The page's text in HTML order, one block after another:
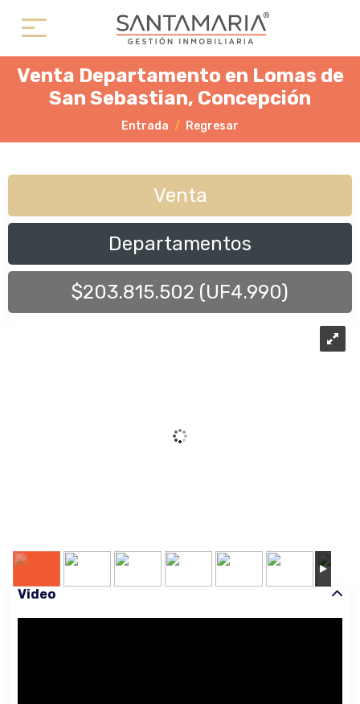
Venta Departamento en Lomas de
San Sebastian, Concepción
Entrada Regresar
Venta
Departamentos
$203.815.502 (UF4.990)
Video